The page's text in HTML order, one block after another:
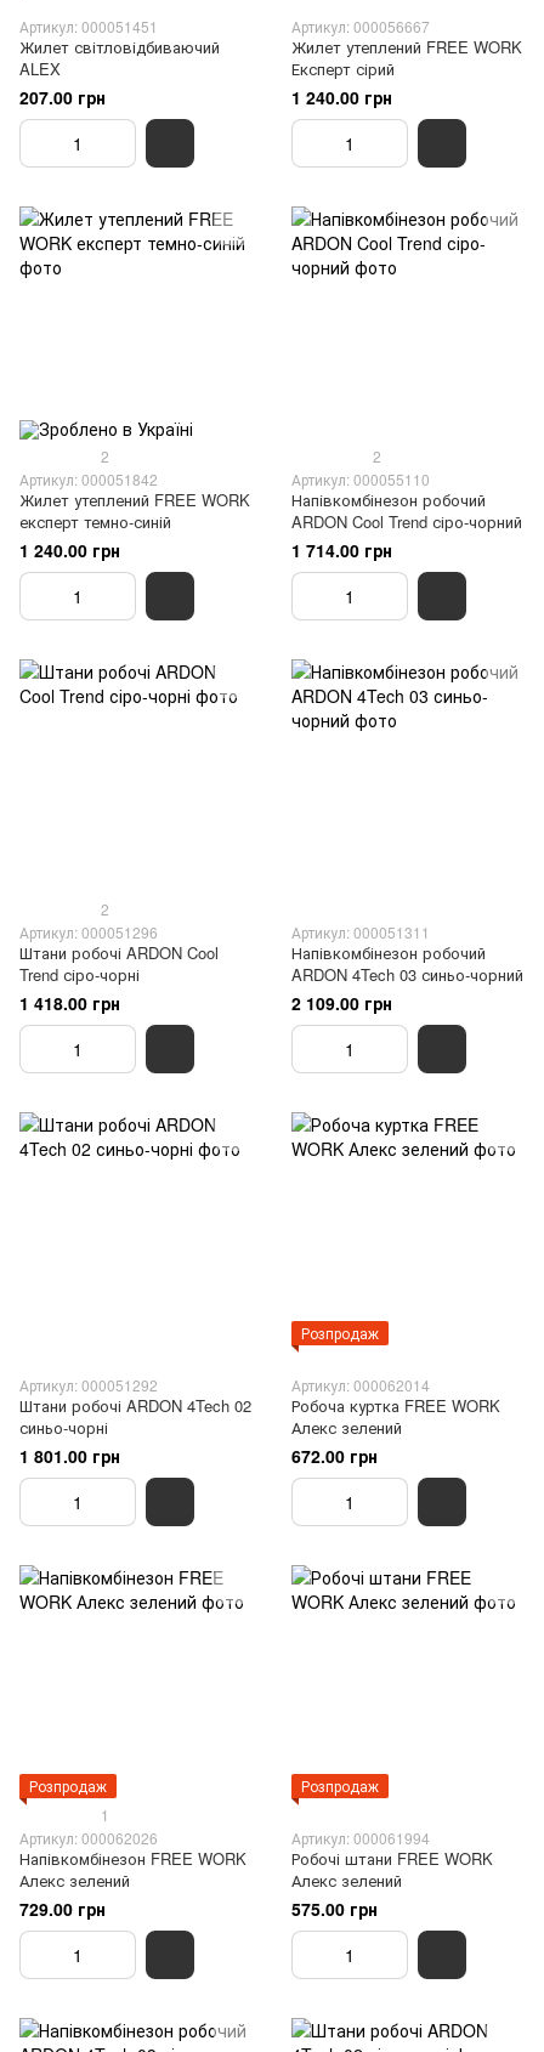
Артикул: 000051451
Жилет світловідбиваючий
ALEX
207.00 грн
Артикул: 000056667
Жилет утеплений FREE WORK
Експерт сірий
1 240.00 грн
2
Артикул: 000051842
Жилет утеплений FREE WORK
експерт темно-синій
1 240.00 грн
2
Артикул: 000055110
Напівкомбінезон робочий
ARDON Cool Trend сіро-чорний
1 714.00 грн
2
Артикул: 000051296
Штани робочі ARDON Cool
Trend сіро-чорні
1 418.00 грн
Артикул: 000051311
Напівкомбінезон робочий
ARDON 4Tech 03 синьо-чорний
2 109.00 грн
Артикул: 000051292
Штани робочі ARDON 4Tech 02
синьо-чорні
1 801.00 грн
Розпродаж
Артикул: 000062014
Робоча куртка FREE WORK
Алекс зелений
672.00 грн
Розпродаж
1
Артикул: 000062026
Напівкомбінезон FREE WORK
Алекс зелений
729.00 грн
Розпродаж
Артикул: 000061994
Робочі штани FREE WORK
Алекс зелений
575.00 грн